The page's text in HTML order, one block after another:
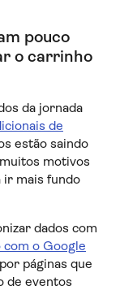
pouco
o carrinho
da jornada
de
estão saindo
motivos
mais fundo
dados com
o Google
páginas que
de eventos